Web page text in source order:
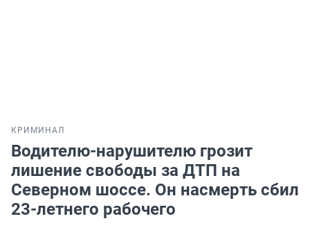
КРИМИНАЛ
Водителю-нарушителю грозит
лишение свободы за ДТП на
Северном шоссе. Он насмерть сбил
23-летнего рабочего